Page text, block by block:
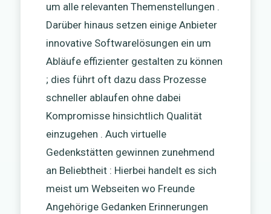
um alle relevanten Themenstellungen .
Darüber hinaus setzen einige Anbieter
innovative Softwarelösungen ein um
Abläufe effizienter gestalten zu können
; dies führt oft dazu dass Prozesse
schneller ablaufen ohne dabei
Kompromisse hinsichtlich Qualität
einzugehen . Auch virtuelle
Gedenkstätten gewinnen zunehmend
an Beliebtheit : Hierbei handelt es sich
meist um Webseiten wo Freunde
Angehörige Gedanken Erinnerungen